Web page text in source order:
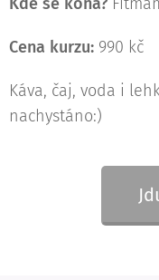
Cena kurzu: 990 kč
Káva, čaj, voda i
nachystáno:)